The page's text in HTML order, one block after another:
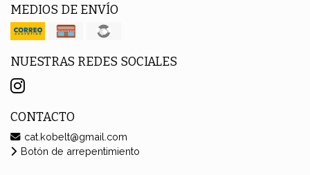
MEDIOS DE ENVÍO
NUESTRAS REDES SOCIALES
CONTACTO
cat.kobelt@gmail.com
Botón de arrepentimiento